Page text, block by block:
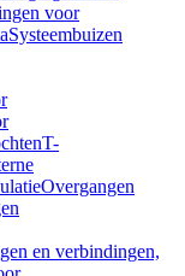
voor
Systeembuizen
T-
Overgangen
en verbindingen,